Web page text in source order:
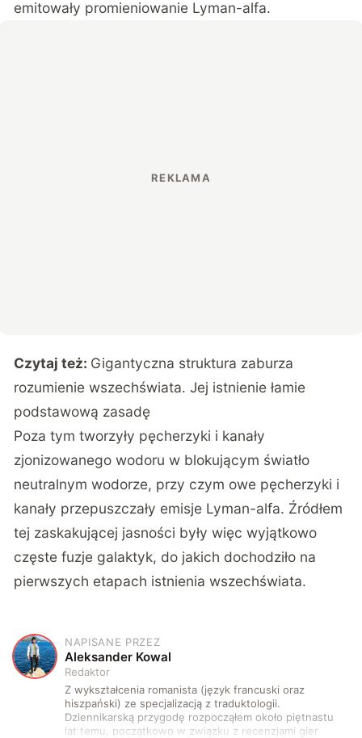
emitowały promieniowanie Lyman-alfa.
Czytaj też: Gigantyczna struktura zaburza
rozumienie wszechświata. Jej istnienie łamie
podstawową zasadę
Poza tym tworzyły pęcherzyki i kanały
zjonizowanego wodoru w blokującym światło
neutralnym wodorze, przy czym owe pęcherzyki i
kanały przepuszczały emisje Lyman-alfa. Źródłem
tej zaskakującej jasności były więc wyjątkowo
częste fuzje galaktyk, do jakich dochodziło na
pierwszych etapach istnienia wszechświata.
A
NAPISANE PRZEZ
Aleksander Kowal
Redaktor
Z wykształcenia romanista (język francuski oraz
hiszpański) ze specjalizacją z traduktologii.
Dziennikarską przygodę rozpocząłem około piętnastu
lat temu, początkowo w związku z recenzjami gier